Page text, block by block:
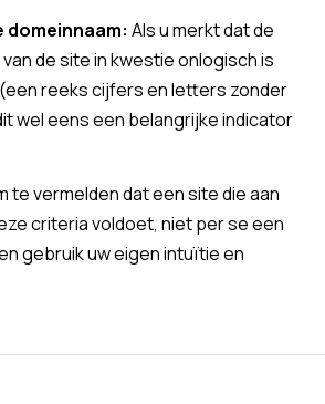
domeinnaam: Als u merkt dat de
de site in kwestie onlogisch is
reeks cijfers en letters zonder
wel eens een belangrijke indicator
te vermelden dat een site die aan
criteria voldoet, niet per se een
gebruik uw eigen intuïtie en